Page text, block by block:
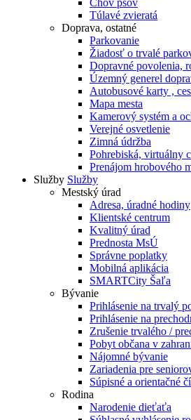
Chov psov
Túlavé zvieratá
Doprava, ostatné
Parkovanie
Žiadosť o trvalé
Dopravné povolenia,
Územný generel
Autobusové karty ,
Mapa mesta
Kamerový systém a
Verejné osvetlenie
Zimná údržba
Pohrebiská, virtuálny
Prenájom hrobového
Služby Služby
Mestský úrad
Adresa, úradné hodiny
Klientské centrum
Kvalitný úrad
Prednosta MsÚ
Správne poplatky
Mobilná aplikácia
SMARTCity Šaľa
Bývanie
Prihlásenie na trvalý
Prihlásenie na
Zrušenie trvalého /
Pobyt občana v
Nájomné bývanie
Zariadenia pre
Súpisné a orientačné
Rodina
Narodenie dieťaťa